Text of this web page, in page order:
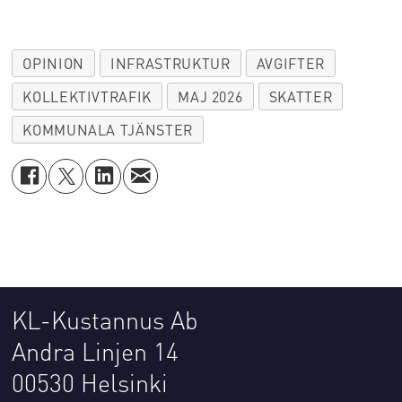
OPINION INFRASTRUKTUR
AVGIFTER
KOLLEKTIVTRAFIK
MAJ 2026
SKATTER
KOMMUNALA TJÄNSTER
KL-Kustannus Ab
Andra Linjen 14
00530 Helsinki